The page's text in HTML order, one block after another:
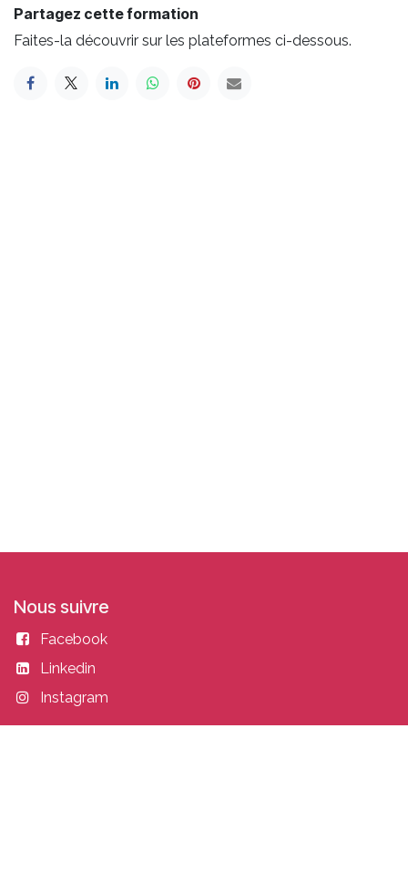
Partagez cette formation
Faites-la découvrir sur les plateformes ci-dessous.
Nous suivre
Facebook
Linkedin
Instagram